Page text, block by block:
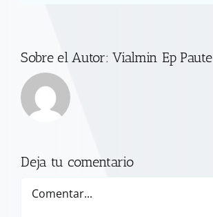
Sobre el Autor:Vialmin Ep Paute
Deja tu comentario